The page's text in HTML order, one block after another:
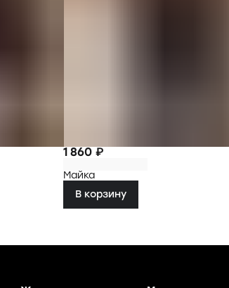
1 860 ₽
Майка
В корзину